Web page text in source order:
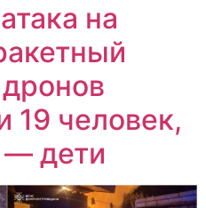
на
19 человек,
— дети